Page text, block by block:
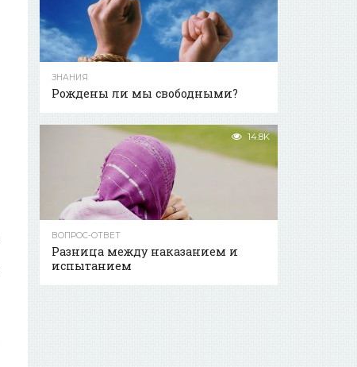
ЗНАНИЯ
Рождены ли мы свободными?
14.8K
ВОПРОС-ОТВЕТ
Разница между наказанием и
испытанием